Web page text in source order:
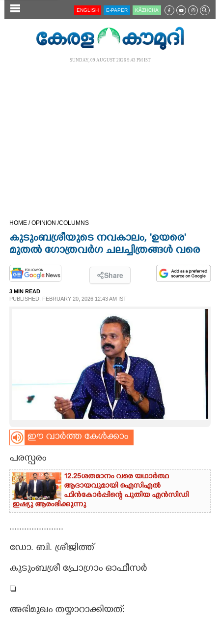
SECTIONS
OPINION
ASTRO
CARTOONS
LITERATURE
ZOOM
CONTACT US
ENGLISH E-PAPER KĀZHCHA
SUNDAY, 09 AUGUST 2026 9.43 PM IST
HOME /OPINION /COLUMNS
കുടുംബശ്രീയുടെ നവകാലം, 'ഉയരെ'
മുതൽ ഗോത്രവർഗ ചലച്ചിത്രങ്ങൾ വരെ
Share
3 MIN READ
PUBLISHED: FEBRUARY 20, 2026 12:43 AM IST
ഈ വാർത്ത കേൾക്കാം
പരസ്പരം
12.25ശതമാനം വരെ യഥാർത്ഥ
ആദായവുമായി ഐസിഎൽ
ഫിൻകോർപ്പിന്റെ പുതിയ എൻസിഡി
ഇഷ്യു ആരംഭിക്കുന്നു
......................
‌ഡോ. ബി. ശ്രീജിത്ത്
കുടുംബശ്രീ പ്രോഗ്രാം ഓഫീസർ

അഭിമുഖം തയ്യാറാക്കിയത്: